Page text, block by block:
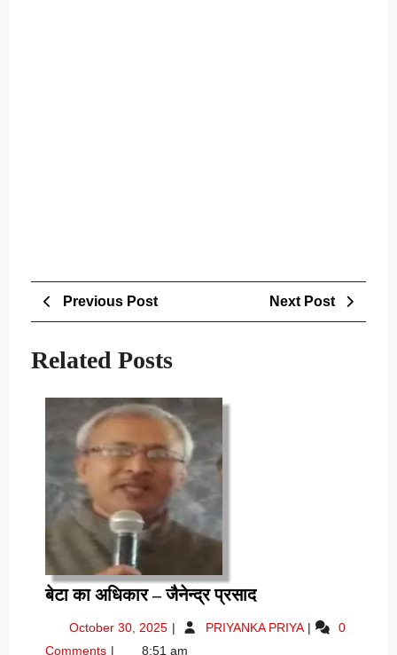
Post
navigation
Previous PostPrevious
Next Post
Related Posts
बेटा का अधिकार – जैनेन्द्र प्रसादबेटा
अधिकार
October 30, 2025 OctoberPRIYANKA PRIYA बेटा
0
Comments
8:51 am